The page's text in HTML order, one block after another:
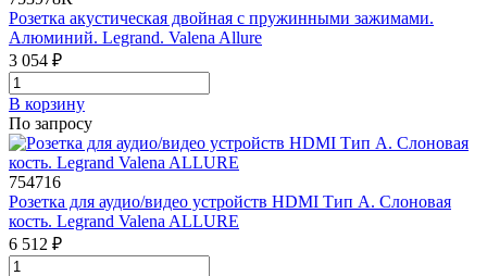
Розетка акустическая двойная с пружинными зажимами.
Алюминий. Legrand. Valena Allure
3 054 ₽
В корзинy
По запросу
754716
Розетка для аудио/видео устройств HDMI Тип А. Слоновая
кость. Legrand Valena ALLURE
6 512 ₽